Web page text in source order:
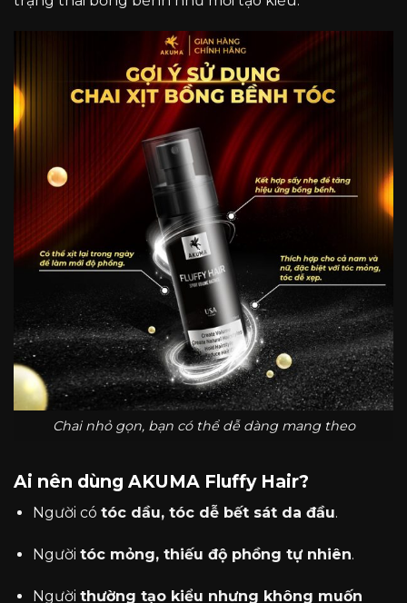
Chai nhỏ gọn, bạn có thể dễ dàng mang theo
Ai nên dùng AKUMA Fluffy Hair?
Người có tóc dầu, tóc dễ bết sát da đầu.
Người tóc mỏng, thiếu độ phồng tự nhiên.
Người thường tạo kiểu nhưng không muốn